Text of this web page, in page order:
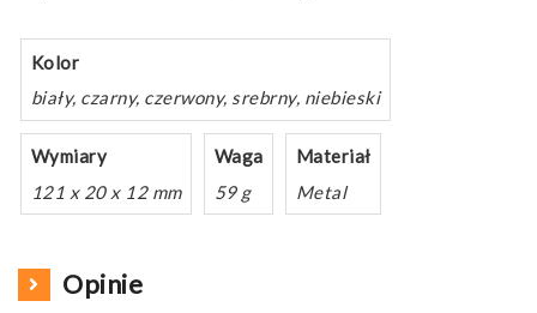
Kolor
biały, czarny, czerwony, srebrny, niebieski
Wymiary
121 x 20 x 12 mm
Waga
59 g
Materiał
Metal
Opinie